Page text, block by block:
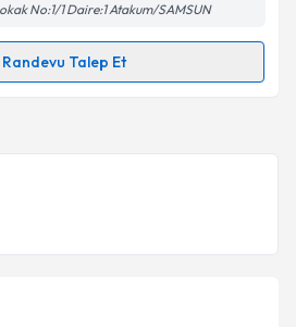
işlenmesine ilişkin
ve kişisel verilerimin belirtilen
No:1/1 Daire:1 Atakum/SAMSUN
Randevu Talep Et
Talebi
e-posta ile